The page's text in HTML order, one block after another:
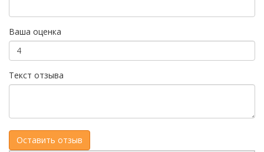
Ваша оценка
Текст отзыва